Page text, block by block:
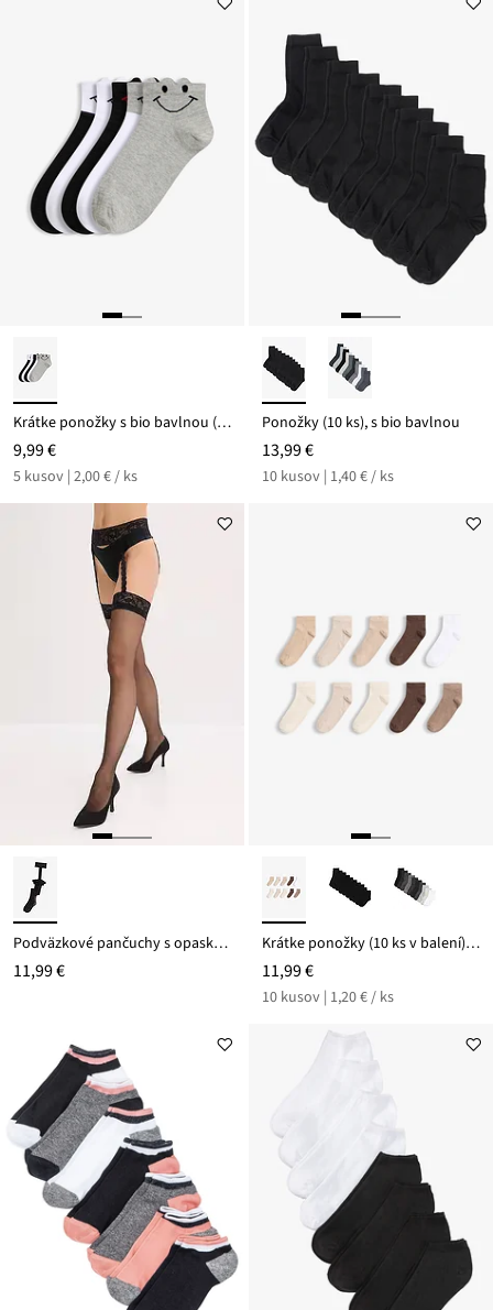
Krátke ponožky s bio bavlnou (5 ks)
9,99 €
5 kusov | 2,00 € / ks
Ponožky (10 ks), s bio bavlnou
13,99 €
10 kusov | 1,40 € / ks
Podväzkové pančuchy s opaskom 20den
11,99 €
Krátke ponožky (10 ks v balení) s bio bavlnou
11,99 €
10 kusov | 1,20 € / ks